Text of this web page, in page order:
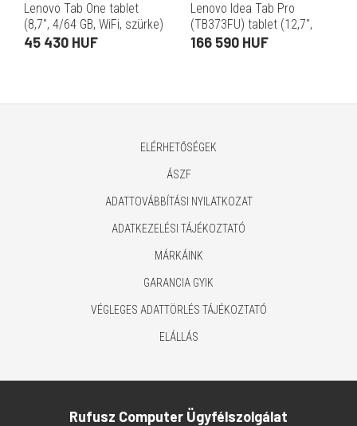
Lenovo Tab One tablet
(8,7", 4/64 GB, WiFi, szürke)
45 430 HUF
Lenovo Idea Tab Pro
(TB373FU) tablet (12,7",
8/256 GB, WiFi, szürke, toll)
166 590 HUF
ELÉRHETŐSÉGEK
ÁSZF
ADATTOVÁBBÍTÁSI NYILATKOZAT
ADATKEZELÉSI TÁJÉKOZTATÓ
MÁRKÁINK
GARANCIA GYIK
VÉGLEGES ADATTÖRLÉS TÁJÉKOZTATÓ
ELÁLLÁS
Rufusz Computer Ügyfélszolgálat